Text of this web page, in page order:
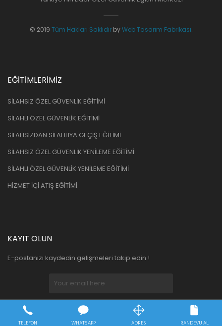
© 2019 Tüm Hakları SaklıdırbyWeb Tasarım Fabrikası.
EĞİTİMLERİMİZ
SİLAHSIZ ÖZEL GÜVENLİK EĞİTİMİ
SİLAHLI ÖZEL GÜVENLİK EĞİTİMİ
SİLAHSIZDAN SİLAHLIYA GEÇİŞ EĞİTİMİ
SİLAHSIZ ÖZEL GÜVENLİK YENİLEME EĞİTİMİ
SİLAHLI ÖZEL GÜVENLİK YENİLEME EĞİTİMİ
HİZMET İÇİ ATIŞ EĞİTİMİ
KAYIT OLUN
E-postanızı kaydedin gelişmeleri takip edin !
BİZİ TAKİP EDİN
TELEFON WHATSAPP ADRES RANDEVU AL